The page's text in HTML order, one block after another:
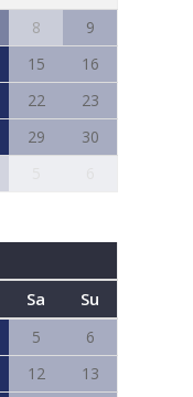
8
9
15
16
22
23
29
30
Sa Su
5
6
12
13